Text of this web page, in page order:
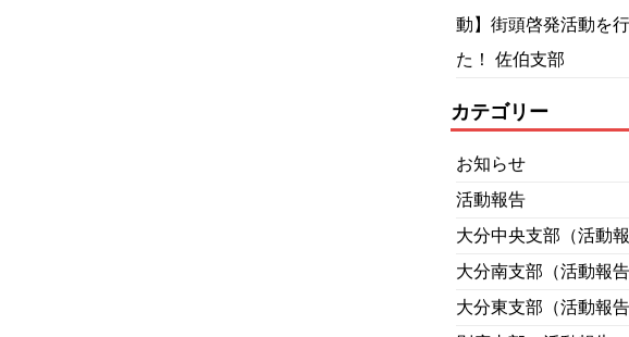
動】街頭啓発活動を
た！ 佐伯支部
カテゴリー
お知らせ
活動報告
大分中央支部（活動報
大分南支部（活動報告
大分東支部（活動報告